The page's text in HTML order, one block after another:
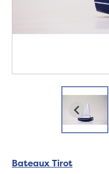
Bateaux Tirot